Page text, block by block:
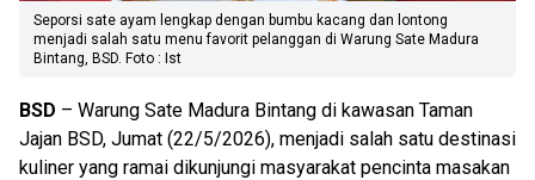
Seporsi sate ayam lengkap dengan bumbu kacang dan lontong
menjadi salah satu menu favorit pelanggan di Warung Sate Madura
Bintang, BSD. Foto : Ist
BSD – Warung Sate Madura Bintang di kawasan Taman
Jajan BSD, Jumat (22/5/2026), menjadi salah satu destinasi
kuliner yang ramai dikunjungi masyarakat pencinta masakan